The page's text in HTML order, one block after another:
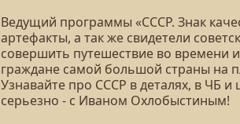
Ведущий программы «СССР. Знак
артефакты, а так же свидетели
совершить путешествие во времени
граждане самой большой страны на
Узнавайте про СССР в деталях, в ЧБ
серьезно - с Иваном Охлобыстиным!